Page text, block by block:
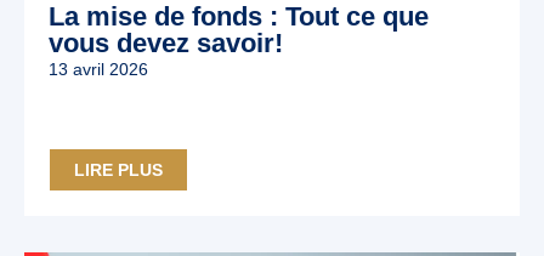
La mise de fonds : Tout ce que
vous devez savoir!
13 avril 2026
LIRE PLUS